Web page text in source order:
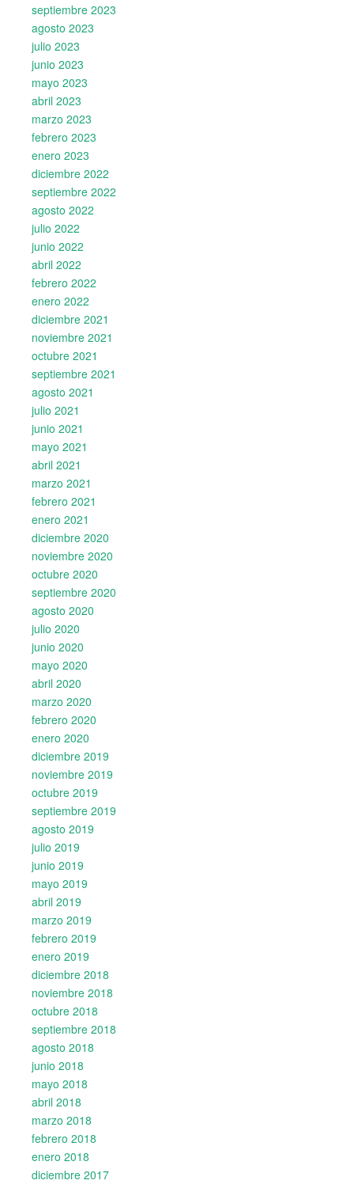
septiembre 2023
agosto 2023
julio 2023
junio 2023
mayo 2023
abril 2023
marzo 2023
febrero 2023
enero 2023
diciembre 2022
septiembre 2022
agosto 2022
julio 2022
junio 2022
abril 2022
febrero 2022
enero 2022
diciembre 2021
noviembre 2021
octubre 2021
septiembre 2021
agosto 2021
julio 2021
junio 2021
mayo 2021
abril 2021
marzo 2021
febrero 2021
enero 2021
diciembre 2020
noviembre 2020
octubre 2020
septiembre 2020
agosto 2020
julio 2020
junio 2020
mayo 2020
abril 2020
marzo 2020
febrero 2020
enero 2020
diciembre 2019
noviembre 2019
octubre 2019
septiembre 2019
agosto 2019
julio 2019
junio 2019
mayo 2019
abril 2019
marzo 2019
febrero 2019
enero 2019
diciembre 2018
noviembre 2018
octubre 2018
septiembre 2018
agosto 2018
junio 2018
mayo 2018
abril 2018
marzo 2018
febrero 2018
enero 2018
diciembre 2017